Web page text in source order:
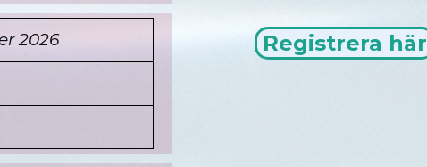
2026 Registrera här